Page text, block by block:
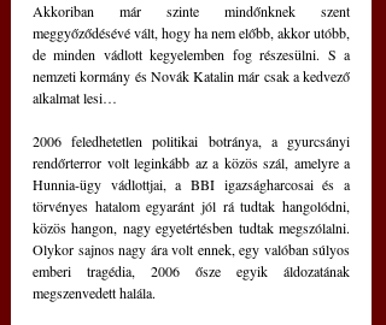
Akkoriban már szinte mindőnknek szent
meggyőződésévé vált, hogy ha nem előbb, akkor utóbb,
de minden vádlott kegyelemben fog részesülni. S a
nemzeti kormány és Novák Katalin már csak a kedvező
alkalmat lesi…
2006 feledhetetlen politikai botránya, a gyurcsányi
rendőrterror volt leginkább az a közös szál, amelyre a
Hunnia-ügy vádlottjai, a BBI igazságharcosai és a
törvényes hatalom egyaránt jól rá tudtak hangolódni,
közös hangon, nagy egyetértésben tudtak megszólalni.
Olykor sajnos nagy ára volt ennek, egy valóban súlyos
emberi tragédia, 2006 ősze egyik áldozatának
megszenvedett halála.